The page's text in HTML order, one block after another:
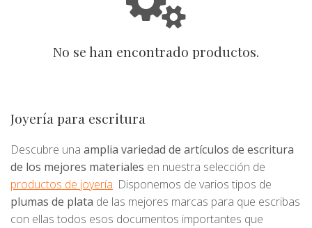
No se han encontrado productos.
Joyería para escritura
Descubre una amplia variedad de artículos de escritura
de los mejores materiales en nuestra selección de
productos de joyería. Disponemos de varios tipos de
plumas de plata de las mejores marcas para que escribas
con ellas todos esos documentos importantes que